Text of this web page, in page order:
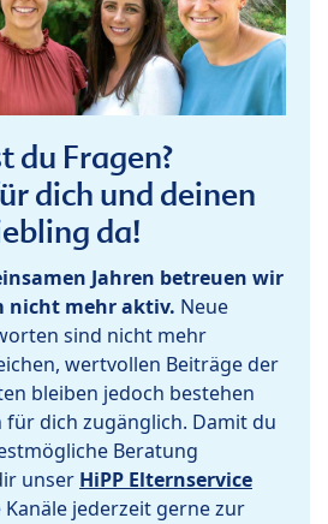
du Fragen?
dich und deinen
da!
Jahren betreuen wir
nicht mehr aktiv. Neue
sind nicht mehr
wertvollen Beiträge der
bleiben jedoch bestehen
dich zugänglich. Damit du
Beratung
unser HiPP Elternservice
jederzeit gerne zur